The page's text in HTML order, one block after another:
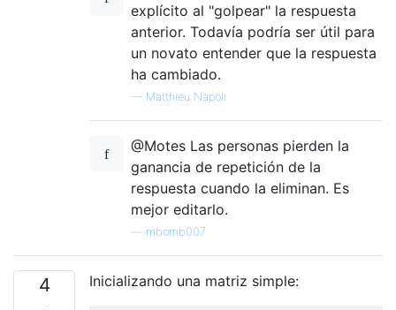
explícito al "golpear" la respuesta
anterior. Todavía podría ser útil para
un novato entender que la respuesta
ha cambiado.
— Matthieu Napoli
@Motes Las personas pierden la
ganancia de repetición de la
respuesta cuando la eliminan. Es
mejor editarlo.
mbomb007
4 Inicializando una matriz simple: